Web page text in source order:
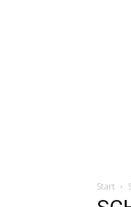
Start